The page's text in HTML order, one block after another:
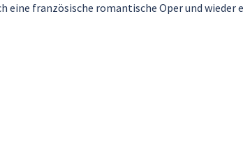
eine französische romantische Oper und wieder